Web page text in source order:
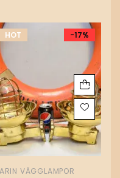
HOT -17%
VÄGGLAMPOR